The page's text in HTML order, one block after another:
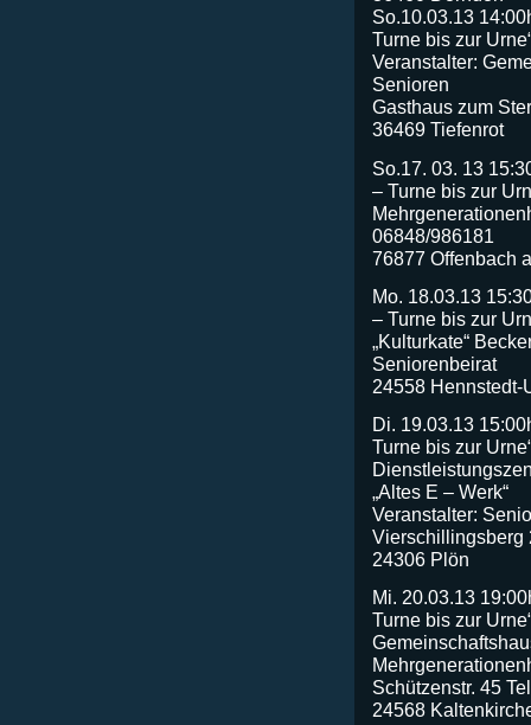
So.10.03.13
Turne bis zur
Veranstalter:
Senioren
Gasthaus zum
36469 Tiefenrot
So.17. 03. 13
– Turne bis zur
06848/986181
76877 Offenbach
Mo. 18.03.13
– Turne bis zur
„Kulturkate“
Seniorenbeirat
24558 Hennstedt-
Di. 19.03.13
Turne bis zur
„Altes E – Werk“
Veranstalter:
Vierschillingsberg
24306 Plön
Mi. 20.03.13
Turne bis zur
Schützenstr. 45
24568